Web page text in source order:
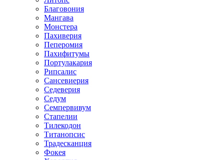
Благовония
Мангава
Монстера
Пахиверия
Пеперомия
Пахифитумы
Портулакария
Рипсалис
Сансевиерия
Седеверия
Седум
Семпервивум
Стапелии
Тилекодон
Титанопсис
Традесканция
Фокея